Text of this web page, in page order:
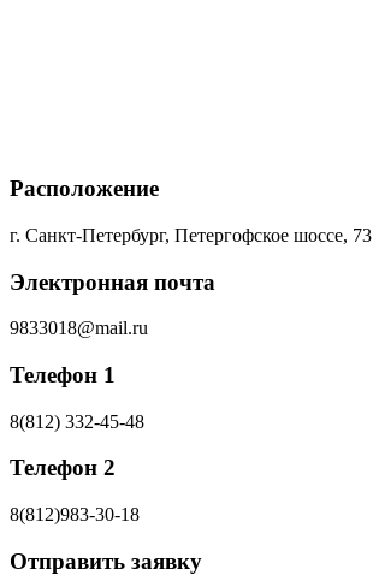
Расположение
г. Санкт-Петербург, Петергофское шоссе, 73
Электронная почта
9833018@mail.ru
Телефон 1
8(812) 332-45-48
Телефон 2
8(812)983-30-18
Отправить заявку